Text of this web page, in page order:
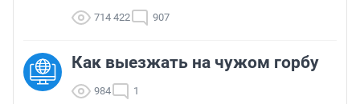
714 422 907
Как выезжать на чужом горбу
984 1